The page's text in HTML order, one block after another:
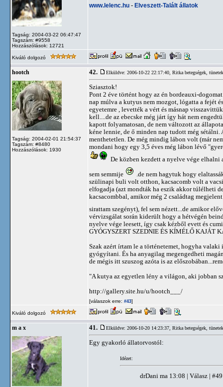
Tagság: 2004-03-22 06:47:47
Tagszám: #9558
Hozzászólások: 12721
www.lelenc.hu - Elveszett-Talált állatok
Kiváló dolgozó
hootch
Tagság: 2004-02-01 21:54:37
Tagszám: #8480
Hozzászólások: 1930
42. Elküldve: 2006-10-22 22:17:40, Ritka betegségek, tünetek
Sziasztok!
Pont 2 éve történt hogy az én bordeauxi-
nap múlva a kutyus nem mozgot, lógatta a fejét
egyetemre , levették a vért és másnap
kell....de az ebecske még járt így hát nem
kapott folyamatosan, de nem változott az
kéne lennie, de ő minden nap tudott még sétálni.
menthetetlen. De még mindig lábon volt (már
mondani hogy egy 3,5 éves még lábon lévő
De közben kezdett a nyelve vége
sem semmije
.de nem hagytuk hogy
szülinapi buli volt otthon, kacsacomb volt a
elfogadja (azt mondták ha eszik akkor túlélheti
kacsacombbal, amikor még 2 családtag
sirattam szegényt), fel sem nézett...de amikor
vérvizsgálat során kiderült hogy a hétvégén
nyelve vége leesett, így csak kézből evett és
GYÓGYSZERT SZEDNIE ÉS KÍMÉLŐ KAJÁT
Szak azért írtam le a történetemet, hogyha
gyógyítani. És ha anyagilag megengedheti
de mégis itt szuszog azóta is az
"A kutya az egyetlen lény a világon, aki jobban
http://gallery.site.hu/u/hootch___/
[válaszok erre: #43]
Kiváló dolgozó
m a x 41. Elküldve: 2006-10-20 14:23:37, Ritka betegségek, tünetek
Egy gyakorló állatorvostól:
Idézet:
drDani ma 13:08 | Válasz |